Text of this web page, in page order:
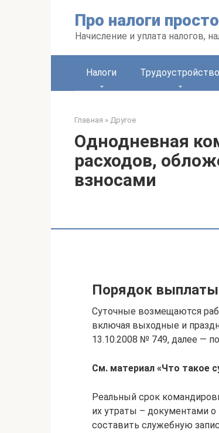
Про налоги просто
Начисление и уплата налогов,
Налоги Трудоустройство
Главная » Другое
Однодневная
расходов,
взносами
Порядок
Суточные возмещаются
включая выходные и
13.10.2008 № 749, далее —
См. материал «Что такое
Реальный срок
их утраты – документами
составить служебную